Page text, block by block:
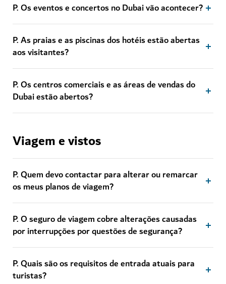
P. Os eventos e concertos no Dubai vão acontecer?
P. As praias e as piscinas dos hotéis estão abertas
aos visitantes?
P. Os centros comerciais e as áreas de vendas do
Dubai estão abertos?
Viagem e vistos
P. Quem devo contactar para alterar ou remarcar
os meus planos de viagem?
P. O seguro de viagem cobre alterações causadas
por interrupções por questões de segurança?
P. Quais são os requisitos de entrada atuais para
turistas?